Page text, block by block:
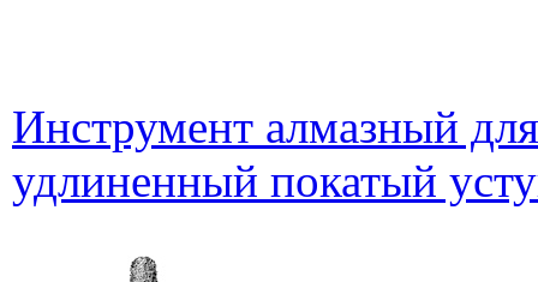
Инструмент алмазный
удлиненный покатый